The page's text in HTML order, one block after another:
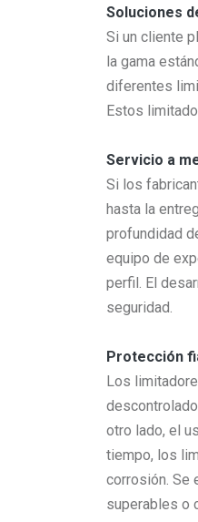
Soluciones
Si un cliente
la gama
diferentes
Estos
Servicio a
Si los
hasta la
profundidad
equipo de
perfil. El
seguridad.
Protección
Los
otro lado, el
tiempo, los
corrosión. Se
superables o